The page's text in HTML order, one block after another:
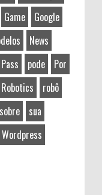
Game
Google
News
Pass pode
Por
Robotics
robô
sobre
sua
Wordpress